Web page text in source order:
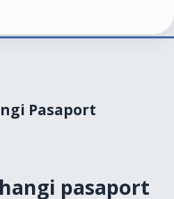
Pasaport
pasaport